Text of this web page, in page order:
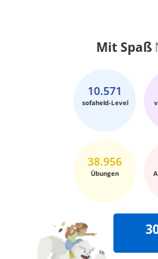
Mit Spaß
10.571
sofaheld-Level
38.956
Übungen